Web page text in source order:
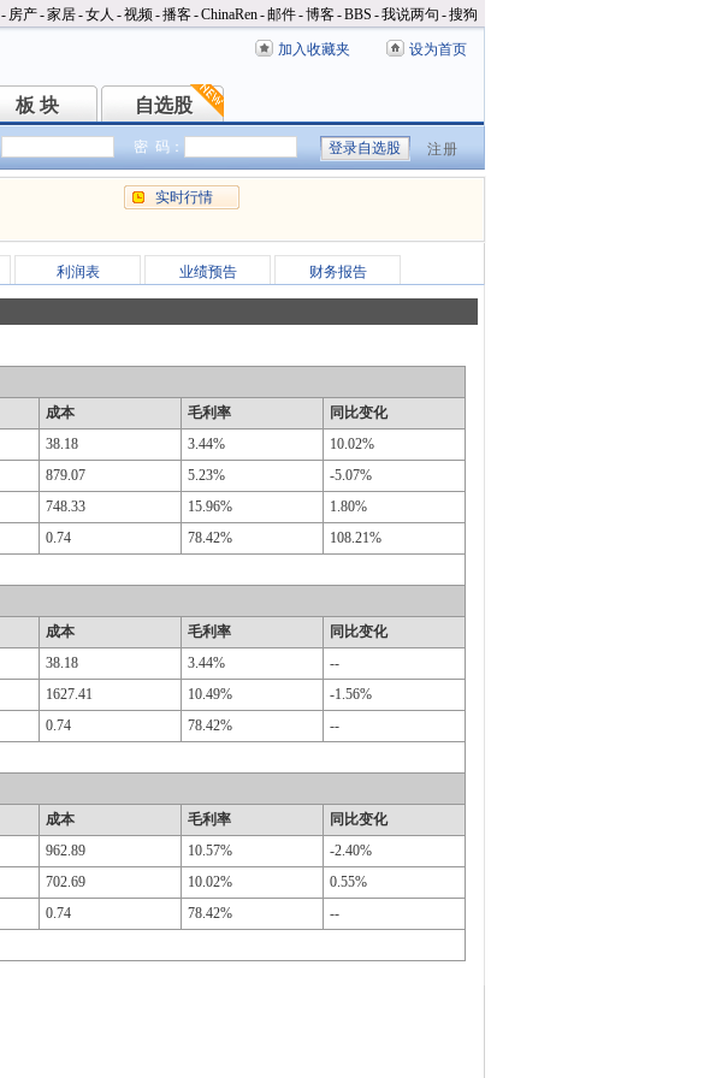
- 房产-家居-女人 -视频-播客-ChinaRen-邮件-博客-BBS -我说两句 -搜狗
加入收藏夹 设为首页
板 块
板 块 自选股
自选股
密 码： 注册
实时行情
利润表 业绩预告 财务报告
成本 毛利率
同比变化
38.18 3.44%
10.02%
879.07 5.23%
-5.07%
748.33 15.96%
1.80%
0.74 78.42%
108.21%
成本 毛利率
同比变化
38.18 3.44%
--
1627.41 10.49%
-1.56%
0.74 78.42%
--
成本 毛利率
同比变化
962.89 10.57%
-2.40%
702.69 10.02%
0.55%
0.74 78.42%
--